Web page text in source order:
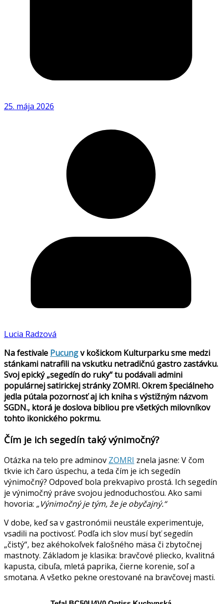
25. mája 2026
Lucia Radzová
Na festivale Pucungv košickom Kulturparku sme medzi
stánkami natrafili na vskutku netradičnú gastro zastávku.
Svoj epický „segedín do ruky“ tu podávali admini
populárnej satirickej stránky ZOMRI. Okrem špeciálneho
jedla pútala pozornosť aj ich kniha s výstižným názvom
SGDN., ktorá je doslova bibliou pre všetkých milovníkov
tohto ikonického pokrmu.
Čím je ich segedín taký výnimočný?
Otázka na telo pre adminov ZOMRI znela jasne: V čom
tkvie ich čaro úspechu, a teda čím je ich segedín
výnimočný? Odpoveď bola prekvapivo prostá. Ich segedín
je výnimočný práve svojou jednoduchosťou. Ako sami
hovoria: „Výnimočný je tým, že je obyčajný.“
V dobe, keď sa v gastronómii neustále experimentuje,
vsadili na poctivosť. Podľa ich slov musí byť segedín
„čistý“, bez akéhokoľvek falošného mäsa či zbytočnej
mastnoty. Základom je klasika: bravčové pliecko, kvalitná
kapusta, cibuľa, mletá paprika, čierne korenie, soľ a
smotana. A všetko pekne orestované na bravčovej masti.